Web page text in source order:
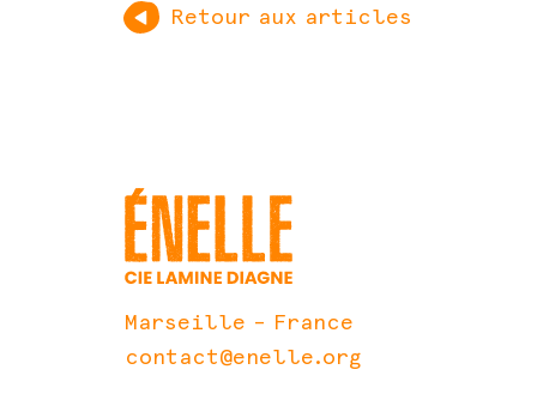
Retour aux articles
Marseille – France
contact@enelle.org